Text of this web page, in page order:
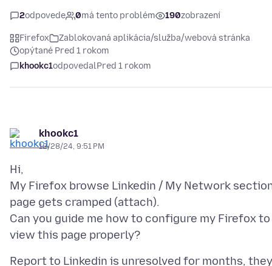
2odpovede 0má tento problém 190zobrazení
Firefox
Zablokovaná aplikácia/služba/webová stránka
opýtané Pred 1 rokom
khookc1odpovedalPred 1 rokom
khookc1
12/28/24, 9:51 PM
Hi,
My Firefox browse Linkedin / My Network
page gets cramped (attach).
Can you guide me how to configure my Firefox to
Report to Linkedin is unresolved for months, they